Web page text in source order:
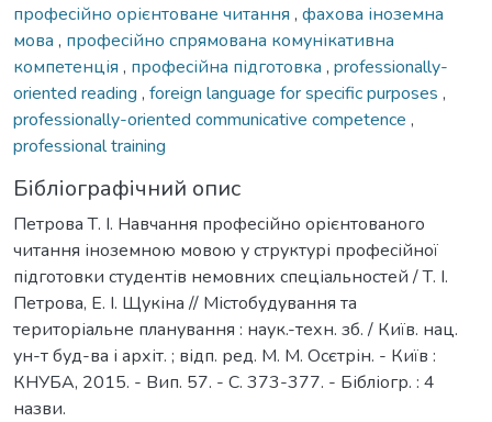
професійно орієнтоване читання , фахова іноземна
мова , професійно спрямованa комунікативна
компетенція , професійна підготовка , professionally-
oriented reading , foreign language for specific purposes ,
professionally-oriented communicative competence ,
professional training
Бібліографічний опис
Петрова Т. І. Навчання професійно орієнтованого
читання іноземною мовою у структурі професійної
підготовки студентів немовних спеціальностей / Т. І.
Петрова, Е. І. Щукіна // Містобудування та
територіальне планування : наук.-техн. зб. / Київ. нац.
ун-т буд-ва і архіт. ; відп. ред. М. М. Осєтрін. - Київ :
КНУБА, 2015. - Вип. 57. - С. 373-377. - Бібліогр. : 4
назви.